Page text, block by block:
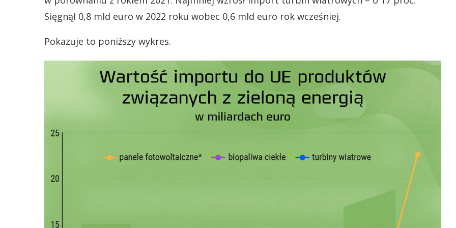
Sięgnął 0,8 mld euro w 2022 roku wobec 0,6 mld euro rok wcześniej.
Pokazuje to poniższy wykres.